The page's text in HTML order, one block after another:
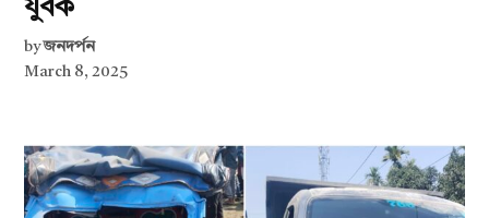
যুবক
by জনদর্পন
March 8, 2025